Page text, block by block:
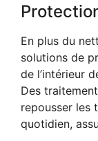
En plus du
solutions de
de l’intérieur
Des
repousser les
quotidien,